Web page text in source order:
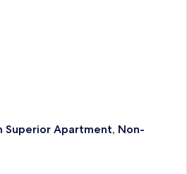
Superior Apartment, Non-